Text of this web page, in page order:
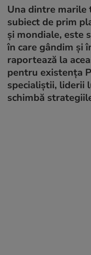
Una dintre marile
subiect de prim
și mondiale, este
în care gândim și
raportează la
pentru existența
specialiștii, liderii
schimbă